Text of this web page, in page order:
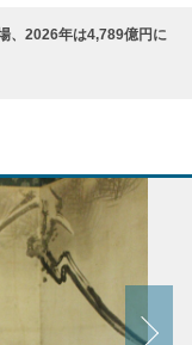
、2026年は4,789億円に